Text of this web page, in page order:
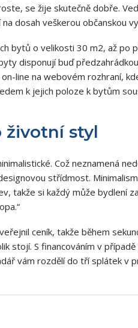
se žije skutečně dobře.
dosah veškerou občanskou
bytů o velikosti 30 m2, až po
disponují buď
line na webovém rozhraní,
k jejich poloze k bytům
životní styl
Což neznamená
střídmost.
takže si každý může bydlení
ceník, takže během
stojí. S financováním v
vám rozdělí do tří splátek v